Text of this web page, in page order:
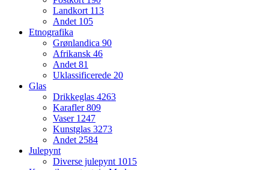
Landkort 113
Andet 105
Etnografika
Grønlandica 90
Afrikansk 46
Andet 81
Uklassificerede 20
Glas
Drikkeglas 4263
Karafler809
Vaser 1247
Kunstglas 3273
Andet 2584
Julepynt
Diverse julepynt 1015